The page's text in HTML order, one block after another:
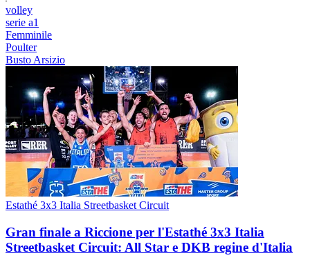
volley
serie a1
Femminile
Poulter
Busto Arsizio
Estathé 3x3 Italia Streetbasket Circuit
Gran finale a Riccione per l'Estathé 3x3 Italia
Streetbasket Circuit: All Star e DKB regine d'Italia